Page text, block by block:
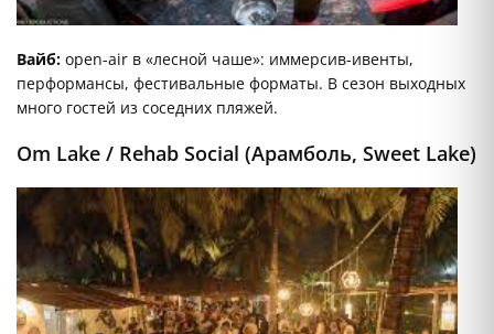
Вайб: open-air в «лесной чаше»: иммерсив-ивенты,
перформансы, фестивальные форматы. В сезон выходных
много гостей из соседних пляжей.
Om Lake / Rehab Social (Арамболь, Sweet Lake)